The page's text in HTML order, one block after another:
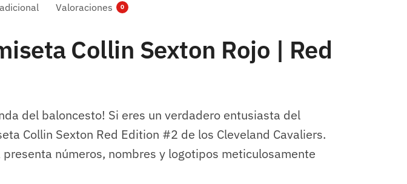
Valoraciones 0
Collin Sexton Rojo | Red
del baloncesto! Si eres un verdadero entusiasta del
Collin Sexton Red Edition #2 de los Cleveland Cavaliers.
números, nombres y logotipos meticulosamente